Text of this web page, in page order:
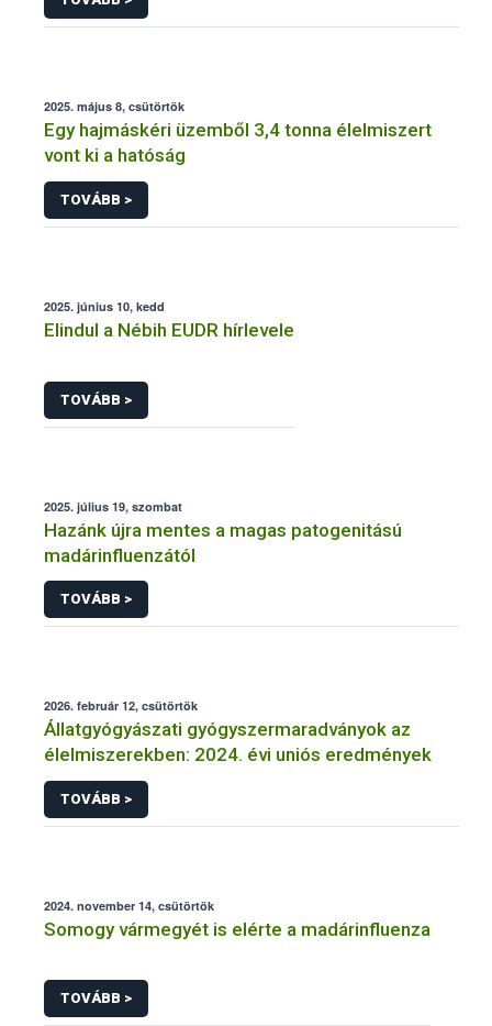
2025. május 8, csütörtök
Egy hajmáskéri üzemből 3,4 tonna élelmiszert
vont ki a hatóság
TOVÁBB >
2025. június 10, kedd
Elindul a Nébih EUDR hírlevele
TOVÁBB >
2025. július 19, szombat
Hazánk újra mentes a magas patogenitású
madárinfluenzától
TOVÁBB >
2026. február 12, csütörtök
Állatgyógyászati gyógyszermaradványok az
élelmiszerekben: 2024. évi uniós eredmények
TOVÁBB >
2024. november 14, csütörtök
Somogy vármegyét is elérte a madárinfluenza
TOVÁBB >